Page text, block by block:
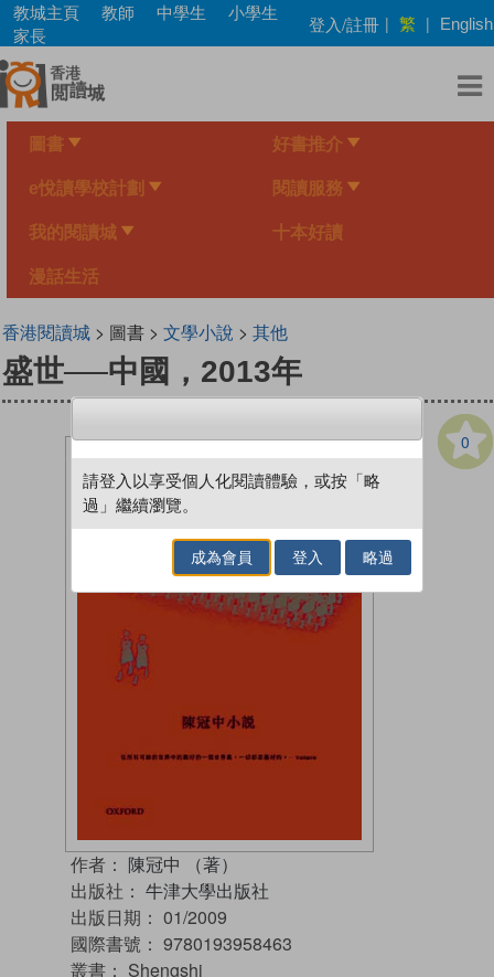
Skip
main
content
教城主頁 教師 中學生
小學生
家長
登入/註冊 | 繁 | English
圖書 好書推介
e悅讀學校計劃 閱讀服務
我的閱讀城 十本好讀
漫話生活
香港閱讀城> 圖書 > 文學小說 > 其他
盛世──中國，2013年
0
作者： 陳冠中 （著）
出版社： 牛津大學出版社
出版日期： 01/2009
國際書號： 9780193958463
叢書： Shengshi
請登入以享受個人化閱讀體驗，或按「略
過」繼續瀏覽。
成為會員 登入 略過